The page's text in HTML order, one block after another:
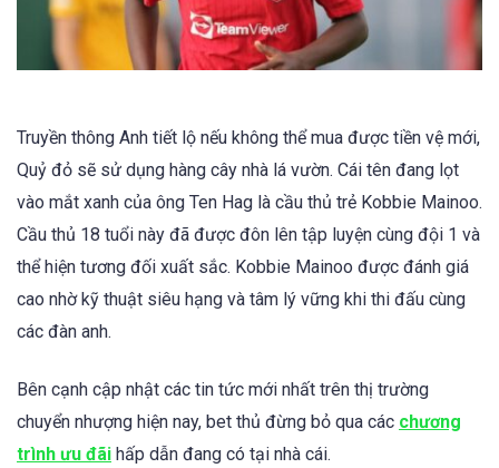
Truyền thông Anh tiết lộ nếu không thể mua được tiền vệ mới,
Quỷ đỏ sẽ sử dụng hàng cây nhà lá vườn. Cái tên đang lọt
vào mắt xanh của ông Ten Hag là cầu thủ trẻ Kobbie Mainoo.
Cầu thủ 18 tuổi này đã được đôn lên tập luyện cùng đội 1 và
thể hiện tương đối xuất sắc. Kobbie Mainoo được đánh giá
cao nhờ kỹ thuật siêu hạng và tâm lý vững khi thi đấu cùng
các đàn anh.
Bên cạnh cập nhật các tin tức mới nhất trên thị trường
chuyển nhượng hiện nay, bet thủ đừng bỏ qua các chương
trình ưu đãi hấp dẫn đang có tại nhà cái.